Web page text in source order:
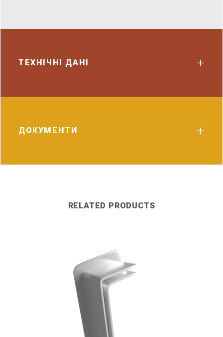
ТЕХНІЧНІ ДАНІ
ДОКУМЕНТИ
RELATED PRODUCTS